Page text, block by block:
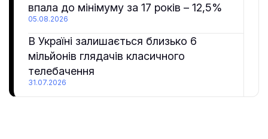
впала до мінімуму за 17 років – 12,5%
05.08.2026
В Україні залишається близько 6
мільйонів глядачів класичного
телебачення
31.07.2026